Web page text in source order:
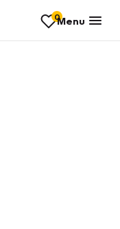
0Menu